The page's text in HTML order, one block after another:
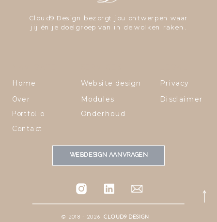
Cloud9 Design bezorgt jou ontwerpen waar
jij én je doelgroep van in de wolken raken.
Home
Over
Portfolio
Contact
© 2018 - 2026 CLOUD9DESIGN
Website design
Modules
Onderhoud
Privacy
Disclaimer
WEBDESIGN AANVRAGEN